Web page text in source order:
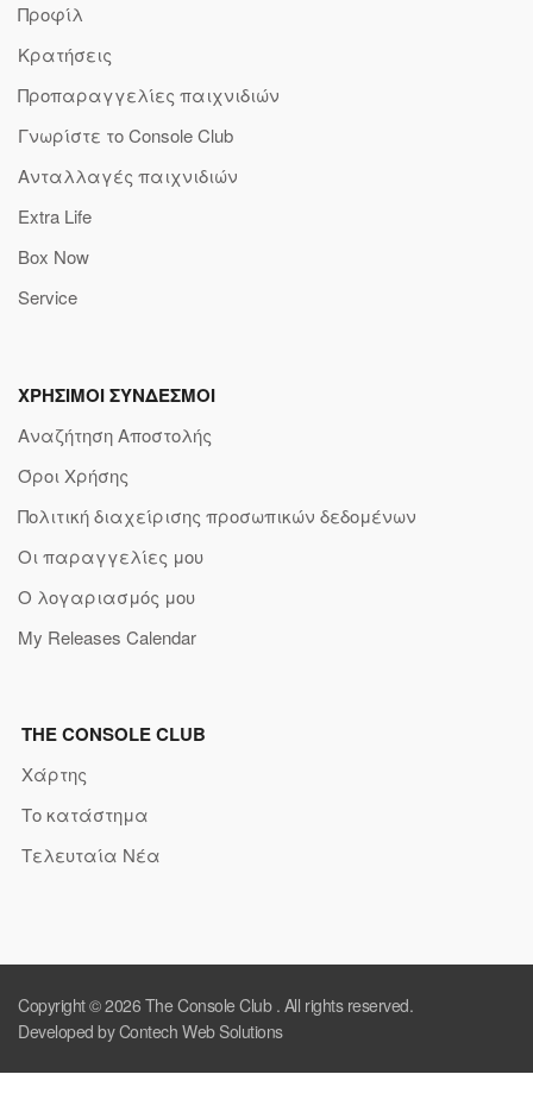
Προφίλ
Κρατήσεις
Προπαραγγελίες παιχνιδιών
Γνωρίστε το Console Club
Ανταλλαγές παιχνιδιών
Extra Life
Box Now
Service
ΧΡΗΣΙΜΟΙ ΣΥΝΔΕΣΜΟΙ
Αναζήτηση Αποστολής
Όροι Χρήσης
Πολιτική διαχείρισης προσωπικών δεδομένων
Οι παραγγελίες μου
Ο λογαριασμός μου
My Releases Calendar
THE CONSOLE CLUB
Χάρτης
Το κατάστημα
Τελευταία Νέα
Copyright © 2026 The Console Club. All rights reserved.
Developed by Contech Web Solutions